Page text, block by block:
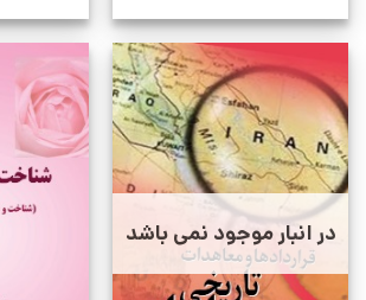
در انبار موجود نمی باشد